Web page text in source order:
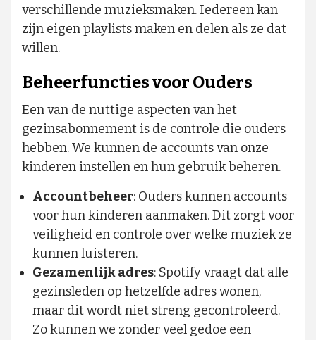
verschillende muzieksmaken. Iedereen kan
zijn eigen playlists maken en delen als ze dat
willen.
Beheerfuncties voor Ouders
Een van de nuttige aspecten van het
gezinsabonnement is de controle die ouders
hebben. We kunnen de accounts van onze
kinderen instellen en hun gebruik beheren.
Accountbeheer: Ouders kunnen accounts
voor hun kinderen aanmaken. Dit zorgt voor
veiligheid en controle over welke muziek ze
kunnen luisteren.
Gezamenlijk adres: Spotify vraagt dat alle
gezinsleden op hetzelfde adres wonen,
maar dit wordt niet streng gecontroleerd.
Zo kunnen we zonder veel gedoe een